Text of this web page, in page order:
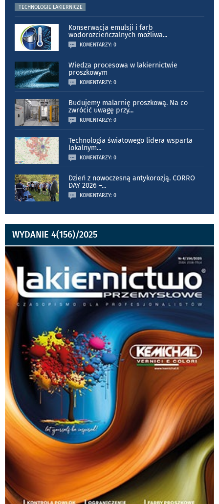
TECHNOLOGIE LAKIERNICZE
Konserwacja emulsji i farb
wodorozcieńczalnych możliwa...
KOMENTARZY: 0
Wiedza procesowa w lakiernictwie
proszkowym
KOMENTARZY: 0
Budujemy malarnię proszkową. Na co
zwrócić uwagę przy...
KOMENTARZY: 0
Technologia światowego lidera wsparta
lokalnym...
KOMENTARZY: 0
Dzień z nowoczesną antykorozją. CORRO
DAY 2026 –...
KOMENTARZY: 0
WYDANIE 4(156)/2025